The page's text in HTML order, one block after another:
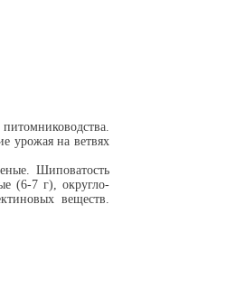
урожая на ветвях
Шиповатость
(6-7 г), округло-
веществ.